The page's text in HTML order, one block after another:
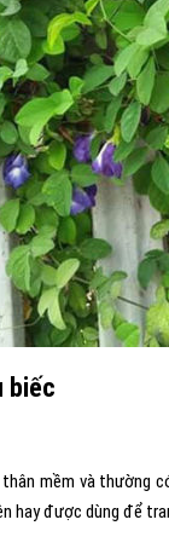
biếc
mềm và thường
hay được dùng để